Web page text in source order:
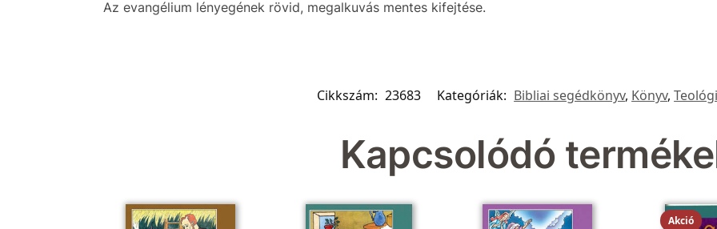
Az evangélium lényegének rövid, megalkuvás mentes kifejtése.
Cikkszám: 23683 Kategóriák: Bibliai segédkönyv, Könyv,
Kapcsolódó
Akció